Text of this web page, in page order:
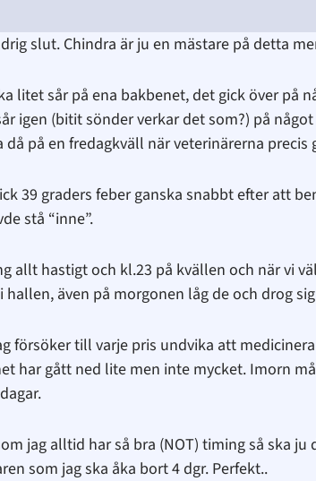
slut. Chindra är ju en mästare på detta
litet sår på ena bakbenet, det gick över på
igen (bitit sönder verkar det som?) på
på en fredagkväll när veterinärerna
39 graders feber ganska snabbt efter att
stå “inne”.
allt hastigt och kl.23 på kvällen och när vi
även på morgonen låg de och drog sig
försöker till varje pris undvika att
har gått ned lite men inte mycket. Imorn
jag alltid har så bra (NOT) timing så ska ju
som jag ska åka bort 4 dgr. Perfekt..